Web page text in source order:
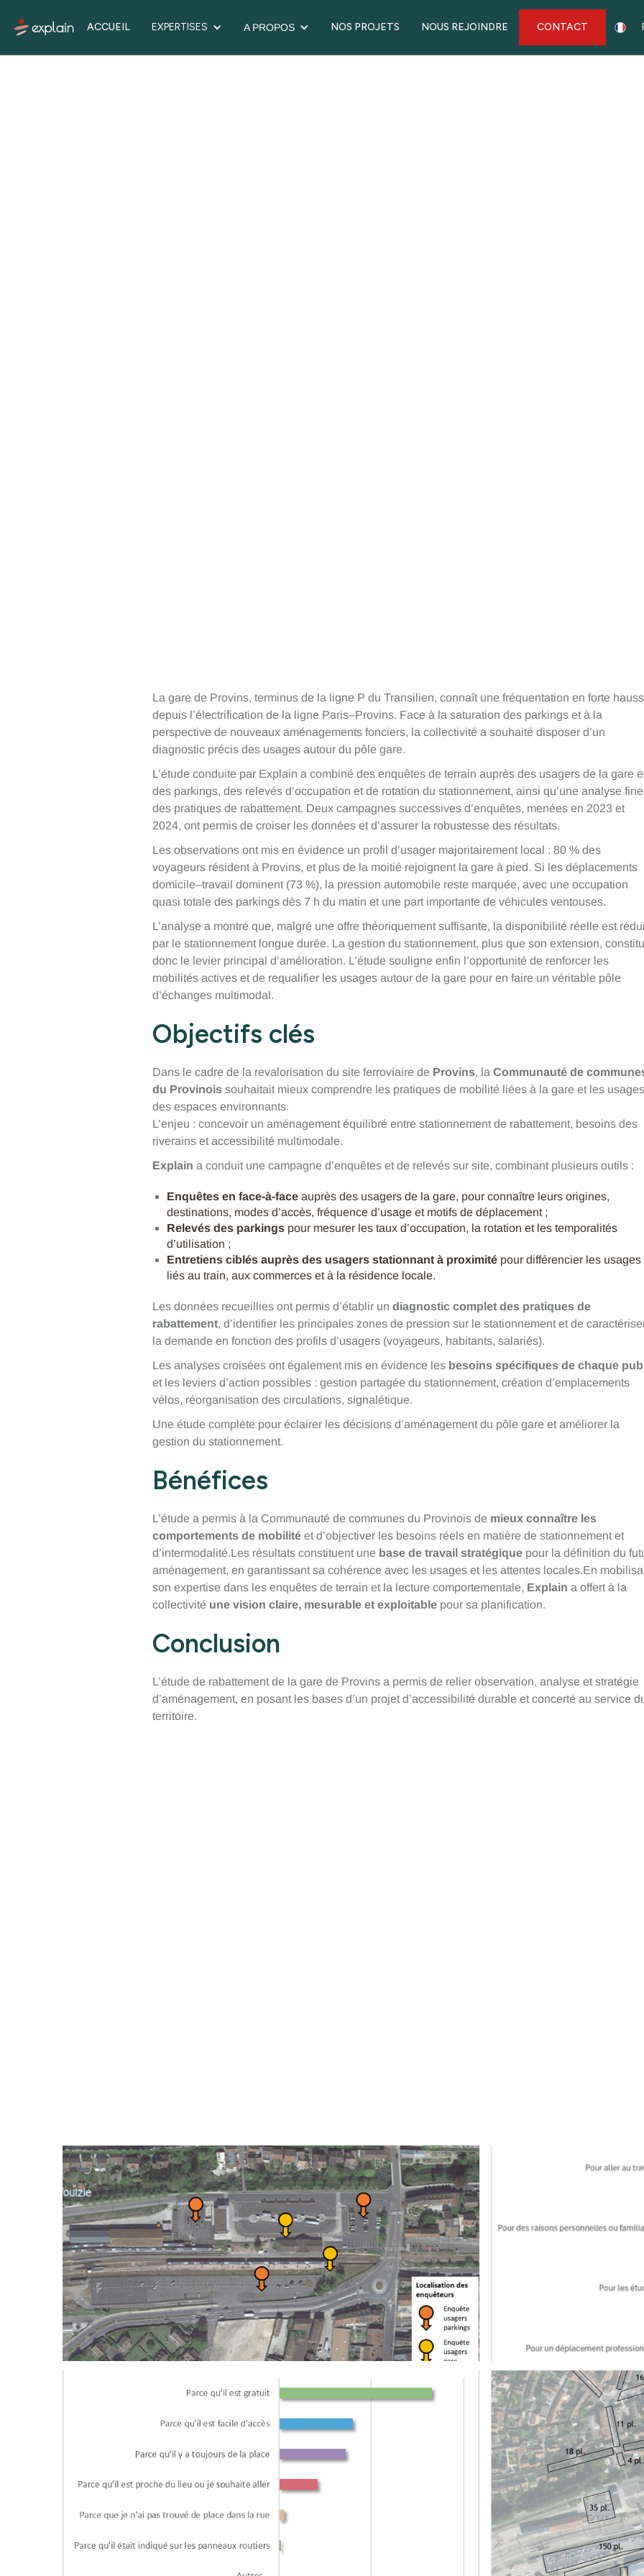
ACCUEIL EXPERTISES A PROPOS NOS PROJETS NOUS REJOINDRE CONTACT
La gare de Provins, terminus de la ligne P du Transilien, connaît une fréquentation en forte
depuis l’électrification de la ligne Paris–Provins. Face à la saturation des parkings et à la
perspective de nouveaux aménagements fonciers, la collectivité a souhaité disposer d’un
diagnostic précis des usages autour du pôle gare.
L’étude conduite par Explain a combiné des enquêtes de terrain auprès des usagers de la gare
des parkings, des relevés d’occupation et de rotation du stationnement, ainsi qu’une analyse fine
des pratiques de rabattement. Deux campagnes successives d’enquêtes, menées en 2023 et
2024, ont permis de croiser les données et d’assurer la robustesse des résultats.
Les observations ont mis en évidence un profil d’usager majoritairement local : 80 % des
voyageurs résident à Provins, et plus de la moitié rejoignent la gare à pied. Si les déplacements
domicile–travail dominent (73 %), la pression automobile reste marquée, avec une occupation
quasi totale des parkings dès 7 h du matin et une part importante de véhicules ventouses.
L’analyse a montré que, malgré une offre théoriquement suffisante, la disponibilité réelle est
par le stationnement longue durée. La gestion du stationnement, plus que son extension,
donc le levier principal d’amélioration. L’étude souligne enfin l’opportunité de renforcer les
mobilités actives et de requalifier les usages autour de la gare pour en faire un véritable pôle
d’échanges multimodal.
Objectifs clés
Dans le cadre de la revalorisation du site ferroviaire de Provins, la Communauté de
du Provinois souhaitait mieux comprendre les pratiques de mobilité liées à la gare et les usages
des espaces environnants.
L’enjeu : concevoir un aménagement équilibré entre stationnement de rabattement, besoins des
riverains et accessibilité multimodale.
Explain a conduit une campagne d’enquêtes et de relevés sur site, combinant plusieurs outils :
Enquêtes en face-à-face auprès des usagers de la gare, pour connaître leurs origines,
destinations, modes d’accès, fréquence d’usage et motifs de déplacement ;
Relevés des parkings pour mesurer les taux d’occupation, la rotation et les temporalités
d’utilisation ;
Entretiens ciblés auprès des usagers stationnant à proximité pour différencier les usages
liés au train, aux commerces et à la résidence locale.
Les données recueillies ont permis d’établir un diagnostic complet des pratiques de
rabattement, d’identifier les principales zones de pression sur le stationnement et de
la demande en fonction des profils d’usagers (voyageurs, habitants, salariés).
Les analyses croisées ont également mis en évidence les besoins spécifiques de chaque
et les leviers d’action possibles : gestion partagée du stationnement, création d’emplacements
vélos, réorganisation des circulations, signalétique.
Une étude complète pour éclairer les décisions d’aménagement du pôle gare et améliorer la
gestion du stationnement.
Bénéfices
L’étude a permis à la Communauté de communes du Provinois de mieux connaître les
comportements de mobilité et d’objectiver les besoins réels en matière de stationnement et
d’intermodalité.Les résultats constituent une base de travail stratégique pour la définition du
aménagement, en garantissant sa cohérence avec les usages et les attentes locales.En
son expertise dans les enquêtes de terrain et la lecture comportementale, Explain a offert à la
collectivité une vision claire, mesurable et exploitable pour sa planification.
Conclusion
L’étude de rabattement de la gare de Provins a permis de relier observation, analyse et stratégie
d’aménagement, en posant les bases d’un projet d’accessibilité durable et concerté au service
territoire.